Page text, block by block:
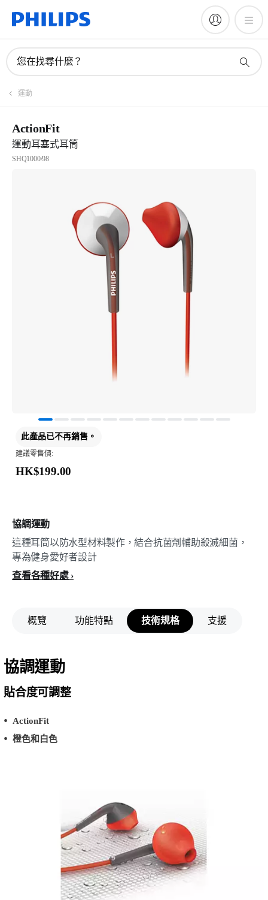
您在找尋什麼？
運動
ActionFit
運動耳塞式耳筒
SHQ1000/98
協調運動
這種耳筒以防水型材料製作，結合抗菌劑輔助殺滅細菌，
專為健身愛好者設計
查看各種好處
此產品已不再銷售。
建議零售價:
HK$199.00
概覽 功能特點 技術規格 支援
協調運動
貼合度可調整
ActionFit
橙色和白色